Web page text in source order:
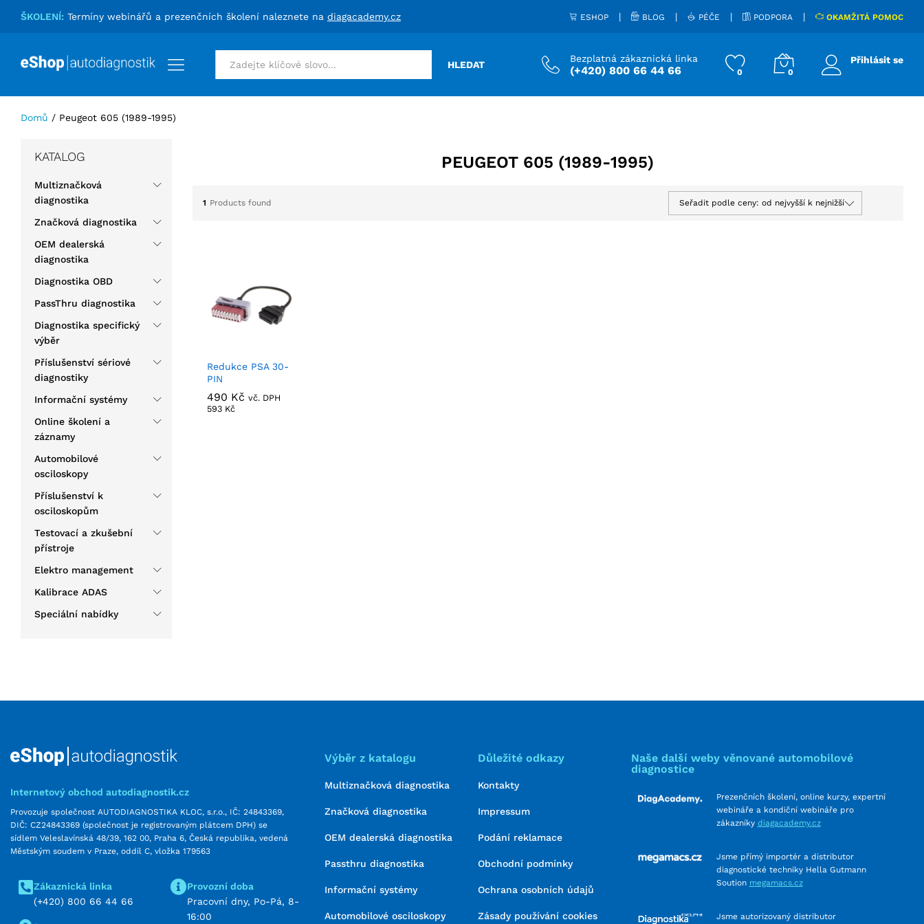
ŠKOLENÍ: Termíny webinářů a prezenčních školení naleznete na diagacademy.cz ESHOP | BLOG | PÉČE | PODPORA | OKAMŽITÁ POMOC
Vše HLEDAT
Bezplatná zákaznická linka
(+420) 800 66 44 66 0 0
Přihlásit se
Domů / Peugeot 605 (1989-1995)
PEUGEOT 605 (1989-1995)
1 Products found Seřadit podle ceny: od nejvyšší k nejnižší
Redukce PSA 30-
PIN
490 Kč vč. DPH
593 Kč
490 Kč
593 Kč
KATALOG
Multiznačková
diagnostika
Značková diagnostika
OEM dealerská
diagnostika
Diagnostika OBD
PassThru diagnostika
Diagnostika specifický
výběr
Příslušenství sériové
diagnostiky
Informační systémy
Online školení a
záznamy
Automobilové
osciloskopy
Příslušenství k
osciloskopům
Testovací a zkušební
přístroje
Elektro management
Kalibrace ADAS
Speciální nabídky
Internetový obchod autodiagnostik.cz
Provozuje společnost AUTODIAGNOSTIKA KLOC, s.r.o., IČ: 24843369,
DIČ: CZ24843369 (společnost je registrovaným plátcem DPH) se
sídlem Veleslavínská 48/39, 162 00, Praha 6, Česká republika, vedená
Městským soudem v Praze, oddíl C, vložka 179563
Zákaznická linka
(+420) 800 66 44 66
Provozní doba
Pracovní dny, Po-Pá, 8-
16:00
Výběr z katalogu
Multiznačková diagnostika
Značková diagnostika
OEM dealerská diagnostika
Passthru diagnostika
Informační systémy
Automobilové osciloskopy
Důležité odkazy
Kontakty
Impressum
Podání reklamace
Obchodní podmínky
Ochrana osobních údajů
Zásady používání cookies
Naše další weby věnované automobilové
diagnostice
Prezenčních školení, online kurzy, expertní
webináře a kondiční webináře pro
zákazníky diagacademy.cz
Jsme přímý importér a distributor
diagnostické techniky Hella Gutmann
Soution megamacs.cz
Jsme autorizovaný distributor